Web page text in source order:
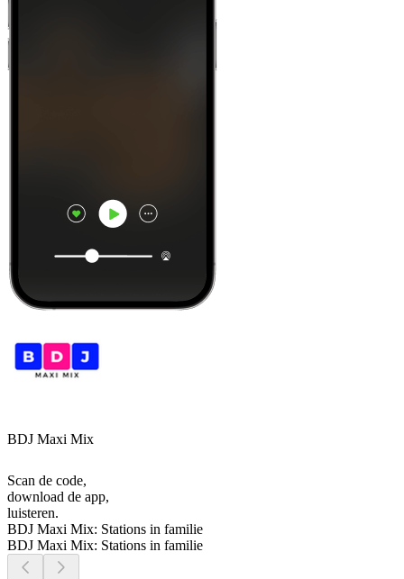
BDJ Maxi Mix
Scan de code,
download de app,
luisteren.
BDJ Maxi Mix: Stations in familie
BDJ Maxi Mix: Stations in familie